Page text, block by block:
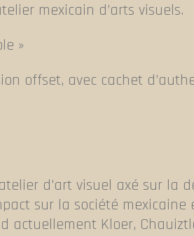
mexicain d’arts visuels.
»
offset, avec cachet
d’art visuel axé sur
sur la société
actuellement Kloer,